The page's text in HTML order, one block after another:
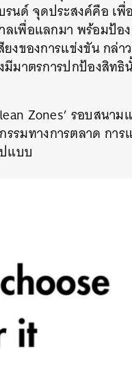
นด์ จุดประสงค์คือ เพื่
ลเพื่อแลกมา พร้อมป้อ
งของการแข่งขัน กล่า
มาตรการปกป้องสิทธิ
Zones’ รอบสนาม
รมทางการตลาด การ
แบบ